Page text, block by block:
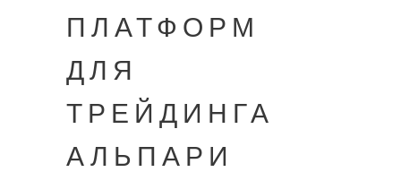
ПЛАТФОРМ
ДЛЯ
ТРЕЙДИНГА
АЛЬПАРИ